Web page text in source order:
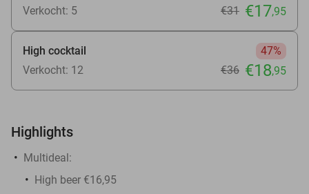
Verkocht: 5
€31 €17,95
High cocktail
47%
Verkocht: 12
€36 €18,95
Highlights
Multideal:
High beer €16,95